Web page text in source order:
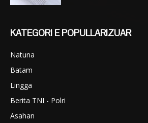
KATEGORI E POPULLARIZUAR
Natuna
Batam
Lingga
Berita TNI - Polri
Asahan